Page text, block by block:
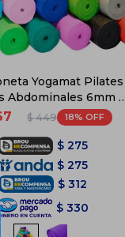
Yogamat Pilates
Abdominales 6mm -
Azul
$ 449 18
$ 275
$ 275
$ 312
$ 330